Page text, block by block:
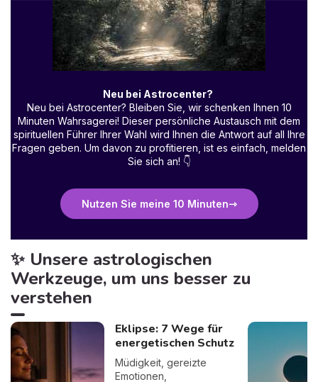
Neu bei Astrocenter?
Neu bei Astrocenter? Bleiben Sie, wir schenken Ihnen 10
Minuten Wahrsagerei! Dieser persönliche Austausch mit dem
spirituellen Führer Ihrer Wahl wird Ihnen die Antwort auf all Ihre
Fragen geben. Um davon zu profitieren, ist es einfach, melden
Sie sich an! 👇
Nutzen Sie meine 10 Minuten
✨ Unsere astrologischen
Werkzeuge, um uns besser zu
verstehen
Eklipse: 7 Wege für
energetischen Schutz
Müdigkeit, gereizte
Emotionen,